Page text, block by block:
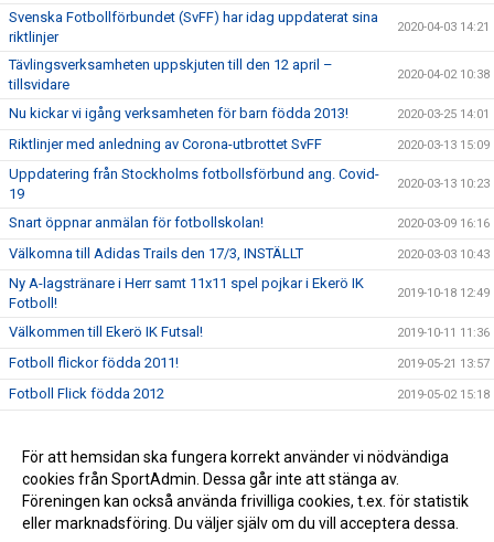
Svenska Fotbollförbundet (SvFF) har idag uppdaterat sina
riktlinjer
2020-04-03 14:21
Tävlingsverksamheten uppskjuten till den 12 april –
tillsvidare
2020-04-02 10:38
Nu kickar vi igång verksamheten för barn födda 2013! 2020-03-25 14:01
Riktlinjer med anledning av Corona-utbrottet SvFF 2020-03-13 15:09
Uppdatering från Stockholms fotbollsförbund ang. Covid-
19
2020-03-13 10:23
Snart öppnar anmälan för fotbollskolan! 2020-03-09 16:16
Välkomna till Adidas Trails den 17/3, INSTÄLLT 2020-03-03 10:43
Ny A-lagstränare i Herr samt 11x11 spel pojkar i Ekerö IK
Fotboll!
2019-10-18 12:49
Välkommen till Ekerö IK Futsal! 2019-10-11 11:36
Fotboll flickor födda 2011! 2019-05-21 13:57
Fotboll Flick födda 2012 2019-05-02 15:18
2019-03-05 15:48
Ny huvudtränare till A-laget Dam! 2018-11-13 20:25
För att hemsidan ska fungera korrekt använder vi nödvändiga
cookies från SportAdmin. Dessa går inte att stänga av.
Föreningen kan också använda frivilliga cookies, t.ex. för statistik
eller marknadsföring. Du väljer själv om du vill acceptera dessa.